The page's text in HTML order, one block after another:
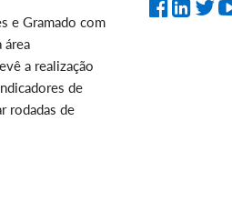
e Gramado com
área
a realização
de
rodadas de